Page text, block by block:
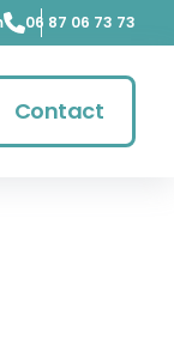
06 87 06 73 73
Contact